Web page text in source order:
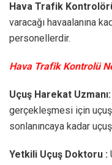
Hava Trafik
varacağı havaalanına
personellerdir.
Hava Trafik Kontrolü
Uçuş Harekat Uzmanı:
gerçekleşmesi için
sonlanıncaya kadar
Yetkili Uçuş Doktoru :